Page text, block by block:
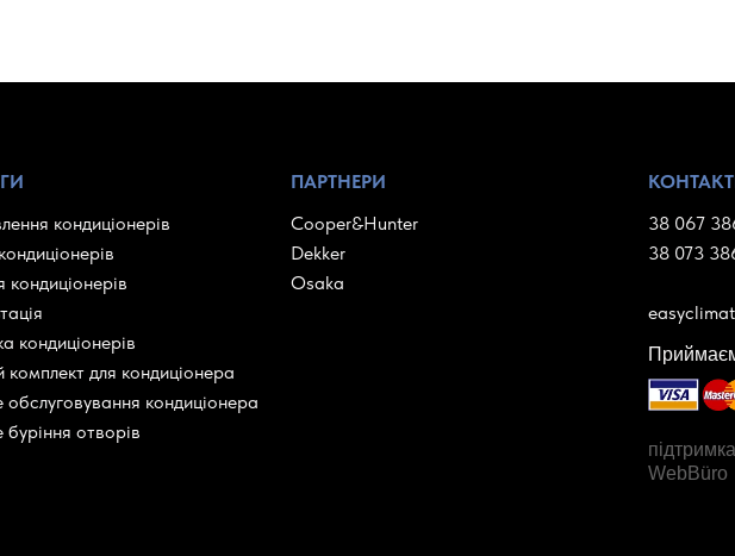
кондиціонерів
кондиціонерів
для кондиціонера
кондиціонера
ПАРТНЕРИ
Cooper&Hunter
Dekker
Osaka
38 067
38 073
WebBüro
отворів